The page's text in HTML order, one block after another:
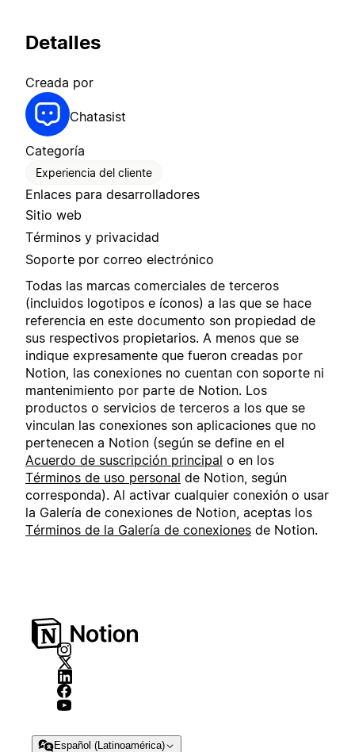
Detalles
Creada por
Chatasist
Categoría
Experiencia del cliente
Enlaces para desarrolladores
Sitio web
Términos y privacidad
Soporte por correo electrónico
Todas las marcas comerciales de terceros
(incluidos logotipos e íconos) a las que se hace
referencia en este documento son propiedad de
sus respectivos propietarios. A menos que se
indique expresamente que fueron creadas por
Notion, las conexiones no cuentan con soporte ni
mantenimiento por parte de Notion. Los
productos o servicios de terceros a los que se
vinculan las conexiones son aplicaciones que no
pertenecen a Notion (según se define en el
Acuerdo de suscripción principal o en los
Términos de uso personal de Notion, según
corresponda). Al activar cualquier conexión o usar
la Galería de conexiones de Notion, aceptas los
Términos de la Galería de conexiones de Notion.
Español (Latinoamérica)